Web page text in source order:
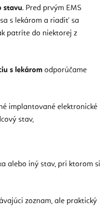
stavu. Pred prvým EMS
s lekárom a riadiť sa
patríte do niektorej z
s lekárom odporúčame
implantované elektronické
stav,
alebo iný stav, pri ktorom si
zoznam, ale praktický